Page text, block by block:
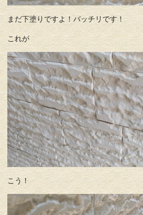
まだ下塗りですよ！バッチリです！
これが
こう！